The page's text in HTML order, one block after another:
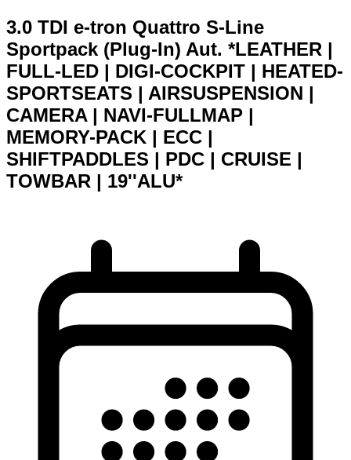
3.0 TDI e-tron Quattro S-Line
Sportpack (Plug-In) Aut. *LEATHER |
FULL-LED | DIGI-COCKPIT | HEATED-
SPORTSEATS | AIRSUSPENSION |
CAMERA | NAVI-FULLMAP |
MEMORY-PACK | ECC |
SHIFTPADDLES | PDC | CRUISE |
TOWBAR | 19''ALU*